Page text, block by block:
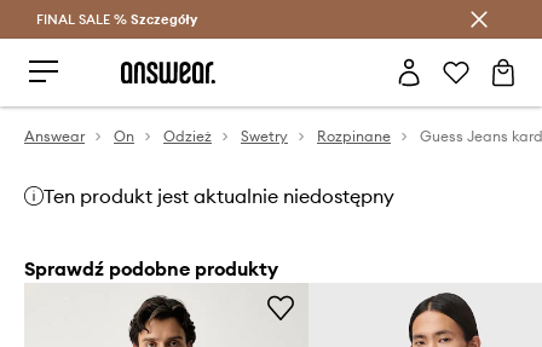
Oszczędzaj z Answear Club >
FINAL SALE % Szczegóły
Answear On Odzież Swetry Rozpinane Guess Jeans
Ten produkt jest aktualnie niedostępny
Sprawdź podobne produkty